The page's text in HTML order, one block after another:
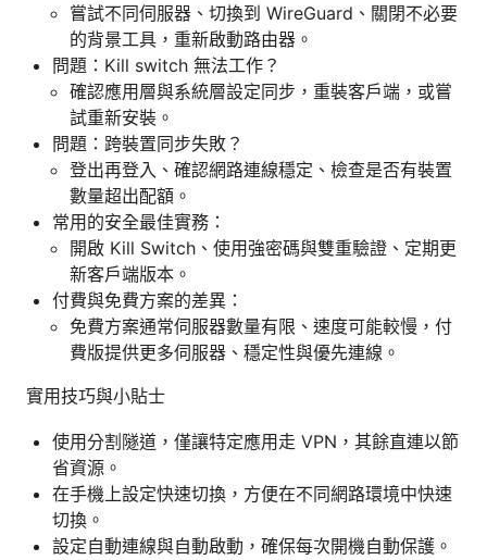
嘗試不同伺服器、切換到 WireGuard、關閉不必要
的背景工具，重新啟動路由器。
問題：Kill switch 無法工作？
確認應用層與系統層設定同步，重裝客戶端，或嘗
試重新安裝。
問題：跨裝置同步失敗？
登出再登入、確認網路連線穩定、檢查是否有裝置
數量超出配額。
常用的安全最佳實務：
開啟 Kill Switch、使用強密碼與雙重驗證、定期更
新客戶端版本。
付費與免費方案的差異：
免費方案通常伺服器數量有限、速度可能較慢，付
費版提供更多伺服器、穩定性與優先連線。
實用技巧與小貼士
使用分割隧道，僅讓特定應用走 VPN，其餘直連以節
省資源。
在手機上設定快速切換，方便在不同網路環境中快速
切換。
設定自動連線與自動啟動，確保每次開機自動保護。